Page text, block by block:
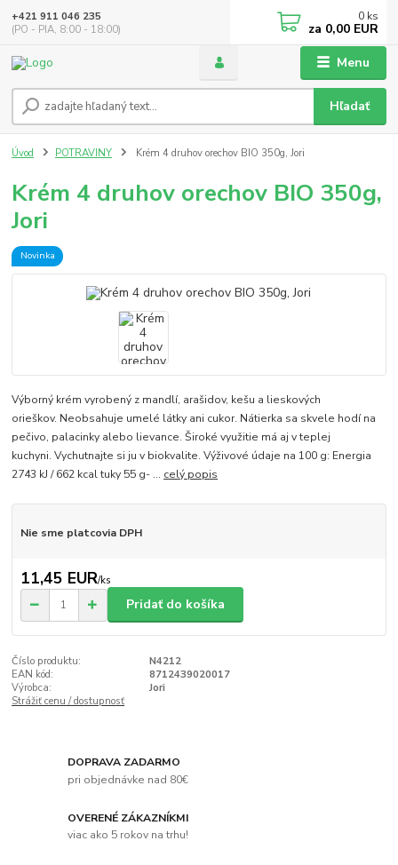
Menu
Hľadať
+421 911 046 235
(PO - PIA, 8:00 - 18:00)
0 ks
za 0,00 EUR
Úvod POTRAVINY Krém 4 druhov orechov BIO 350g, Jori
Krém 4 druhov orechov BIO 350g,
Jori
Novinka
Výborný krém vyrobený z mandlí, arašidov, kešu a lieskových
orieškov. Neobsahuje umelé látky ani cukor. Nátierka sa skvele hodí na
pečivo, palacinky alebo lievance. Široké využitie má aj v teplej
kuchyni. Vychutnajte si ju v biokvalite. Výživové údaje na 100 g: Energia
2743 kJ / 662 kcal tuky 55 g- ... celý popis
Nie sme platcovia DPH
11,45 EUR/ks
Pridať do košíka
Číslo produktu:
N4212
EAN kód:
8712439020017
Výrobca:
Jori
Strážiť cenu / dostupnosť
DOPRAVA ZADARMO
pri objednávke nad 80€
OVERENÉ ZÁKAZNÍKMI
viac ako 5 rokov na trhu!